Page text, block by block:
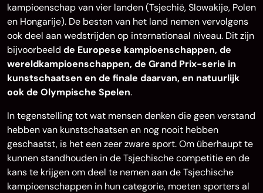
kampioenschap van vier landen (Tsjechië, Slowakije, Polen
en Hongarije). De besten van het land nemen vervolgens
ook deel aan wedstrijden op internationaal niveau. Dit zijn
bijvoorbeeld de Europese kampioenschappen, de
wereldkampioenschappen, de Grand Prix-serie in
kunstschaatsen en de finale daarvan, en natuurlijk
ook de Olympische Spelen.
In tegenstelling tot wat mensen denken die geen verstand
hebben van kunstschaatsen en nog nooit hebben
geschaatst, is het een zeer zware sport. Om überhaupt te
kunnen standhouden in de Tsjechische competitie en de
kans te krijgen om deel te nemen aan de Tsjechische
kampioenschappen in hun categorie, moeten sporters al